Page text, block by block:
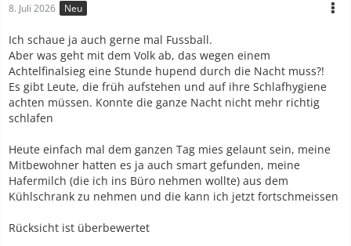
8. Juli 2026 Neu
Ich schaue ja auch gerne mal Fussball.
Aber was geht mit dem Volk ab, das wegen einem
Achtelfinalsieg eine Stunde hupend durch die Nacht muss?!
Es gibt Leute, die früh aufstehen und auf ihre Schlafhygiene
achten müssen. Konnte die ganze Nacht nicht mehr richtig
schlafen
Heute einfach mal dem ganzen Tag mies gelaunt sein, meine
Mitbewohner hatten es ja auch smart gefunden, meine
Hafermilch (die ich ins Büro nehmen wollte) aus dem
Kühlschrank zu nehmen und die kann ich jetzt fortschmeissen
Rücksicht ist überbewertet